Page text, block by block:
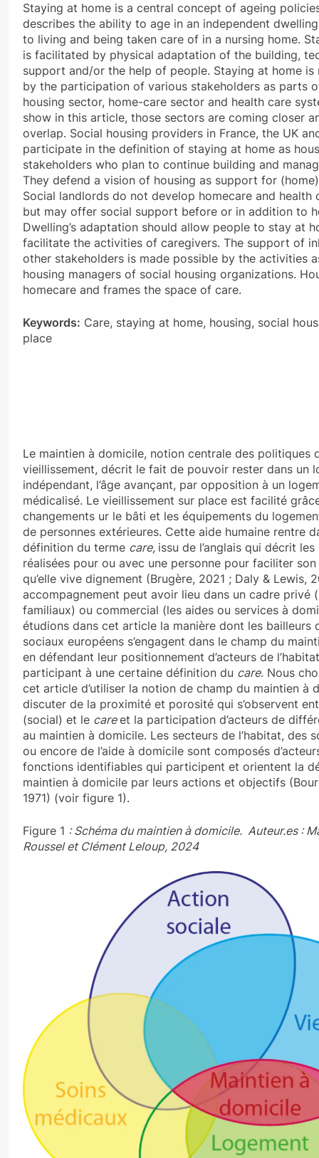
Staying at home is a central concept of ageing
describes the ability to age in an independent
to living and being taken care of in a nursing home.
is facilitated by physical adaptation of the building,
support and/or the help of people. Staying at home is
by the participation of various stakeholders as parts
housing sector, home-care sector and health care
show in this article, those sectors are coming closer
overlap. Social housing providers in France, the UK
participate in the definition of staying at home as
stakeholders who plan to continue building and
They defend a vision of housing as support for
Social landlords do not develop homecare and health
but may offer social support before or in addition to
Dwelling’s adaptation should allow people to stay at
facilitate the activities of caregivers. The support of
other stakeholders is made possible by the activities
housing managers of social housing organizations.
homecare and frames the space of care.
Keywords: Care, staying at home, housing, social
place
Le maintien à domicile, notion centrale des politiques
vieillissement, décrit le fait de pouvoir rester dans un
indépendant, l’âge avançant, par opposition à un
médicalisé. Le vieillissement sur place est facilité
changements ur le bâti et les équipements du
de personnes extérieures. Cette aide humaine rentre
définition du terme care, issu de l’anglais qui décrit
réalisées pour ou avec une personne pour faciliter
qu’elle vive dignement (Brugère, 2021 ; Daly & Lewis,
accompagnement peut avoir lieu dans un cadre privé
familiaux) ou commercial (les aides ou services à
étudions dans cet article la manière dont les bailleurs
sociaux européens s’engagent dans le champ du
en défendant leur positionnement d’acteurs de
participant à une certaine définition du care. Nous
cet article d’utiliser la notion de champ du maintien à
discuter de la proximité et porosité qui s’observent
(social) et le careet la participation d’acteurs de
au maintien à domicile. Les secteurs de l’habitat, des
ou encore de l’aide à domicile sont composés
fonctions identifiables qui participent et orientent la
maintien à domicile par leurs actions et objectifs
1971) (voir figure 1).
Figure 1 : Schéma du maintien à domicile. Auteur.es :
Roussel et Clément Leloup, 2024